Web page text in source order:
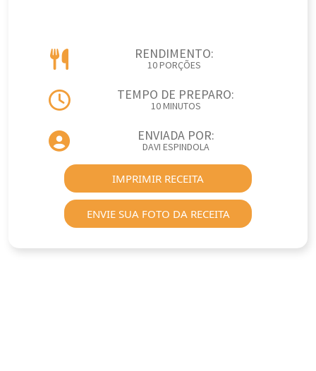
RENDIMENTO:
10 PORÇÕES
TEMPO DE PREPARO:
10 MINUTOS
ENVIADA POR:
DAVI ESPINDOLA
IMPRIMIR RECEITA
ENVIE SUA FOTO DA RECEITA